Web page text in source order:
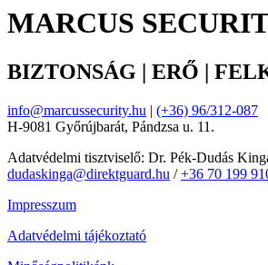
MARCUS
BIZTONSÁG | ERŐ |
info@marcussecurity.hu | (+36) 96/312-087
H-9081 Győrújbarát, Pándzsa u. 11.
Adatvédelmi tisztviselő: Dr. Pék-Dudás
dudaskinga@direktguard.hu /+36 70 199
Impresszum
Adatvédelmi tájékoztató